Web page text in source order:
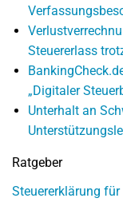
Steuererlass
„Digitaler
Unterhalt an
Ratgeber
Steuererklärung